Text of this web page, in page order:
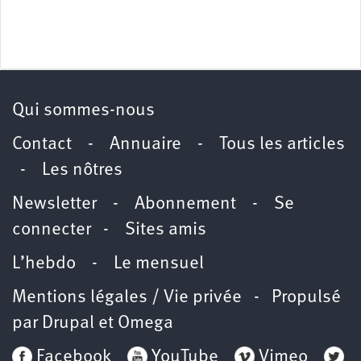
Qui sommes-nous
Contact - Annuaire - Tous les articles
-
Les nôtres
Newsletter- Abonnement - Se
connecter- Sites amis
L’hebdo -
Le mensuel
Mentions légales / Vie privée - Propulsé
par Drupal et Omega
Facebook
YouTube Vimeo